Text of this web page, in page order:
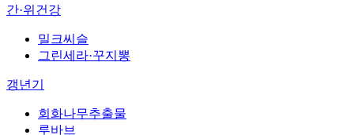
간·위건강
밀크씨슬
그린세라·꾸지뽕
갱년기
회화나무추출물
루바브